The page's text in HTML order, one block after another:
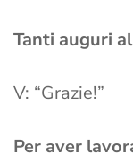
Tanti auguri
V: “Grazie!”
Per aver